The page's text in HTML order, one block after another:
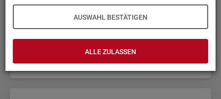
AUSWAHL BESTÄTIGEN
ALLE ZULASSEN
Bund, Län­der und Krei­se
Politische Gebietsstruktur